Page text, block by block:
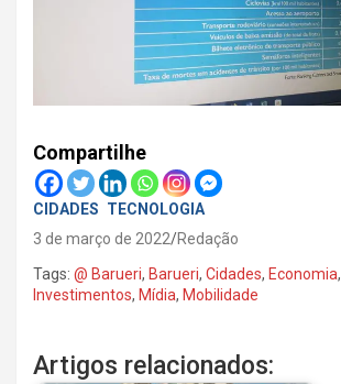
Compartilhe
CIDADES TECNOLOGIA
3 de março de 2022 Redação
Tags: @ Barueri, Barueri, Cidades, Economia,
Investimentos, Mídia, Mobilidade
Artigos relacionados: